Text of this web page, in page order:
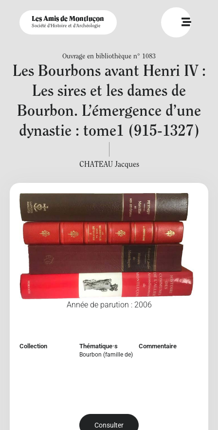
Les Amis de Montluçon
Société d'Histoire et d'Archéologie
Ouvrage en bibliothèque n° 1083
Les Bourbons avant Henri IV :
Les sires et les dames de
Bourbon. L’émergence d’une
dynastie : tome1 (915-1327)
CHATEAU Jacques
Année de parution : 2006
Collection Thématique·s
Bourbon (famille de)
Commentaire
Consulter